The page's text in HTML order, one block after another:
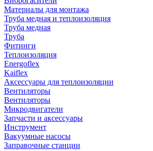
Материалы для монтажа
Труба медная и теплоизоляция
Труба медная
Труба
Фитинги
Теплоизоляция
Energoflex
Kaiflex
Аксессуары для теплоизоляции
Вентиляторы
Вентиляторы
Микродвигатели
Запчасти и аксессуары
Инструмент
Вакуумные насосы
Заправочные станции